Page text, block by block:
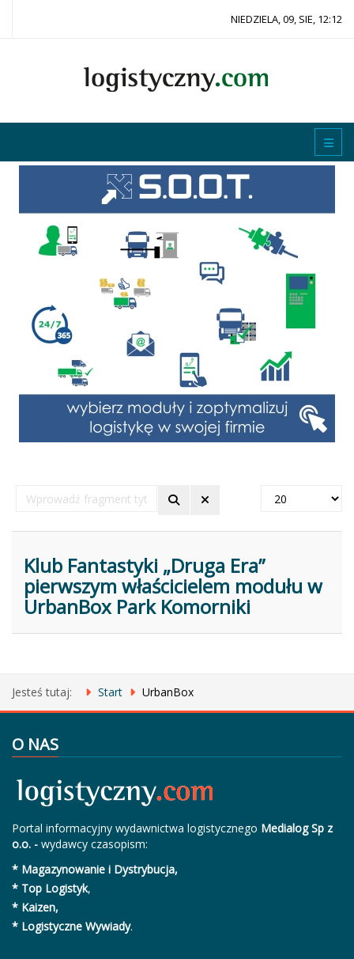
NIEDZIELA, 09, SIE, 12:12
Wprowadź
fragment
Pokaż
Klub Fantastyki „Druga Era”
pierwszym właścicielem modułu w
UrbanBox Park Komorniki
Jesteś tutaj: Start UrbanBox
O NAS
Portal informacyjny wydawnictwa logistycznego Medialog Sp z
o.o. - wydawcy czasopism:
* Magazynowanie i Dystrybucja,
* Top Logistyk,
* Kaizen,
* Logistyczne Wywiady.